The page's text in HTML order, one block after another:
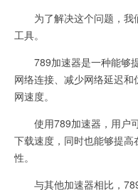
为了解决这个问题，我
工具。
789加速器是一种能够提
网络连接、减少网络延迟
网速度。
使用789加速器，用户可
下载速度，同时也能够提
性。
与其他加速器相比，789